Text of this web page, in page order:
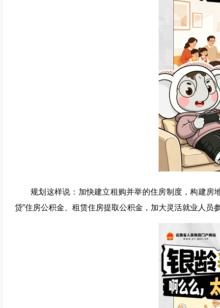
规划这样说：加快建立租购并举的住房制度，构建房
贷”住房公积金、租赁住房提取公积金，加大灵活就业人员